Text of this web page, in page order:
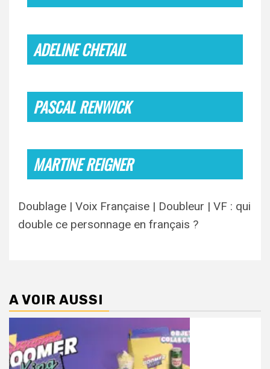
ADELINE CHETAIL
PASCAL RENWICK
MARTINE REIGNER
Doublage | Voix Française | Doubleur | VF : qui
double ce personnage en français ?
A VOIR AUSSI